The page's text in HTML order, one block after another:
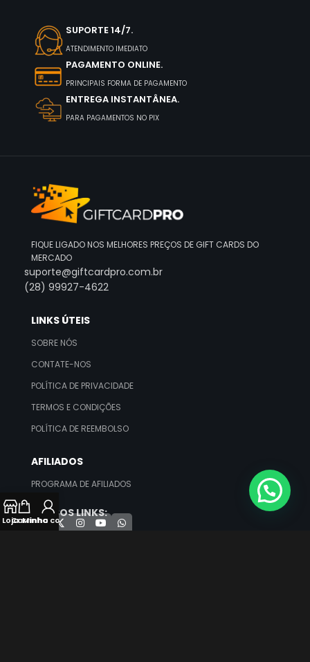
SUPORTE 14/7.
ATENDIMENTO IMEDIATO
PAGAMENTO ONLINE.
PRINCIPAIS FORMA DE PAGAMENTO
ENTREGA INSTANTÂNEA.
PARA PAGAMENTOS NO PIX
FIQUE LIGADO NOS MELHORES PREÇOS DE GIFT CARDS DO
MERCADO
suporte@giftcardpro.com.br
(28) 99927-4622
LINKS ÚTEIS
SOBRE NÓS
CONTATE-NOS
POLÍTICA DE PRIVACIDADE
TERMOS E CONDIÇÕES
POLÍTICA DE REEMBOLSO
AFILIADOS
PROGRAMA DE AFILIADOS
NOSSOS LINKS:
LojaCarrinho
Minha conta